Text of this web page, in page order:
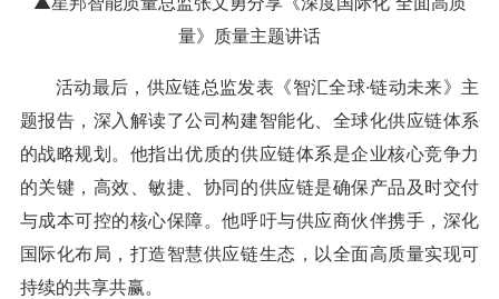
量》质量主题讲话
活动最后，供应链总监发表《智汇全球·链动未来》主
题报告，深入解读了公司构建智能化、全球化供应链体系
的战略规划。他指出优质的供应链体系是企业核心竞争力
的关键，高效、敏捷、协同的供应链是确保产品及时交付
与成本可控的核心保障。他呼吁与供应商伙伴携手，深化
国际化布局，打造智慧供应链生态，以全面高质量实现可
持续的共享共赢。